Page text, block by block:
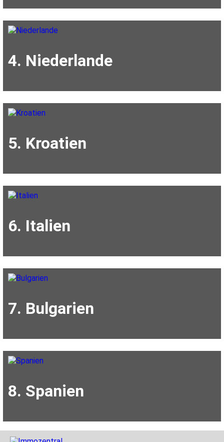
4. Niederlande
5. Kroatien
6. Italien
7. Bulgarien
8. Spanien